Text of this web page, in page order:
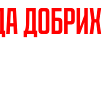
добрих